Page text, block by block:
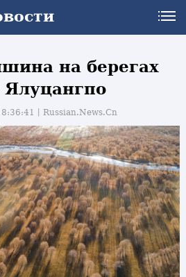
на берегах
Ялуцангпо
丨Russian.News.Cn